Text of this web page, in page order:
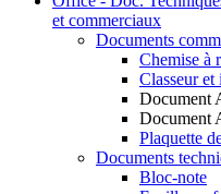
et commerciaux
Documents
Chemise à
Classeur et
Document
Document
Plaquette
Documents
Bloc-note